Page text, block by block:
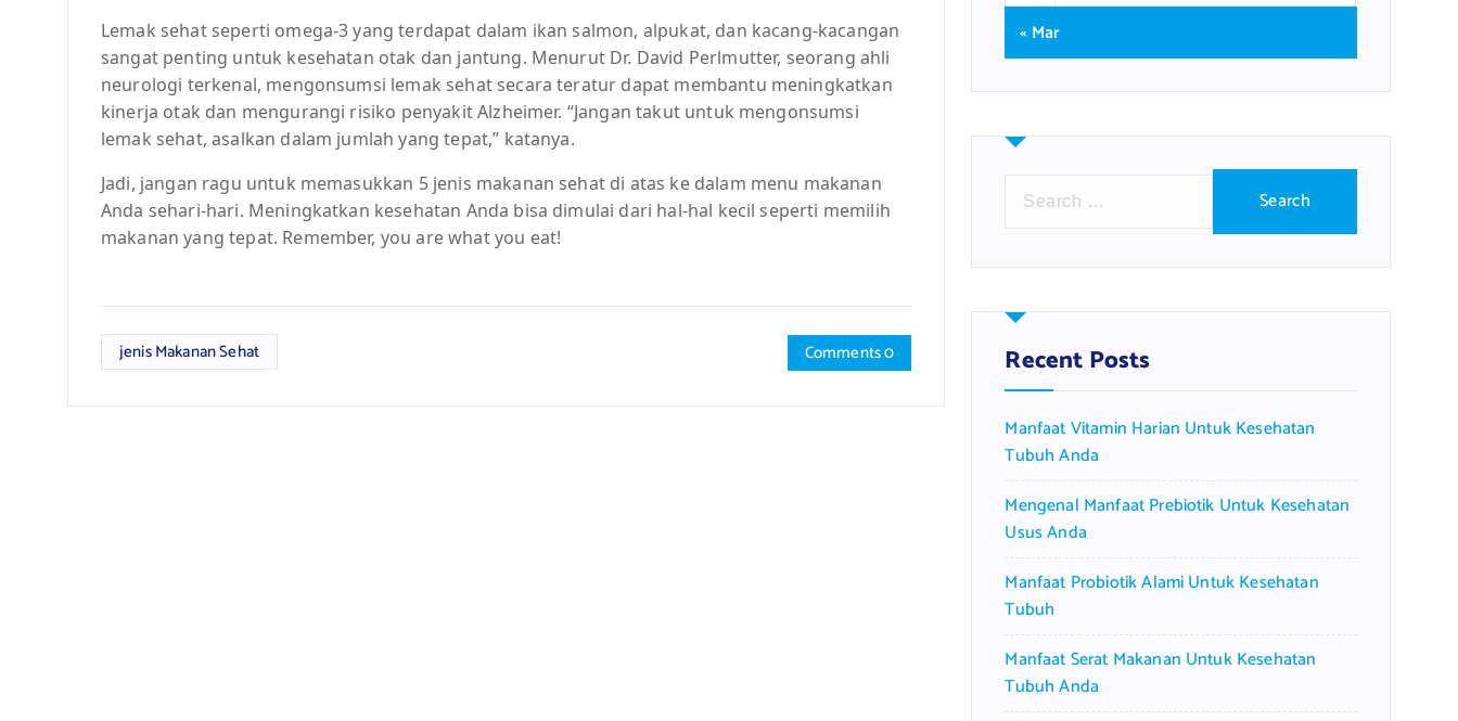
Lemak sehat seperti omega-3 yang terdapat dalam ikan salmon, alpukat, dan kacang-kacangan
sangat penting untuk kesehatan otak dan jantung. Menurut Dr. David Perlmutter, seorang ahli
neurologi terkenal, mengonsumsi lemak sehat secara teratur dapat membantu meningkatkan
kinerja otak dan mengurangi risiko penyakit Alzheimer. “Jangan takut untuk mengonsumsi
lemak sehat, asalkan dalam jumlah yang tepat,” katanya.
Jadi, jangan ragu untuk memasukkan 5 jenis makanan sehat di atas ke dalam menu makanan
Anda sehari-hari. Meningkatkan kesehatan Anda bisa dimulai dari hal-hal kecil seperti memilih
makanan yang tepat. Remember, you are what you eat!
jenis Makanan Sehat Comments 0
« Mar
r
h
f
o
:
Recent Posts
Manfaat Vitamin Harian Untuk Kesehatan
Tubuh Anda
Mengenal Manfaat Prebiotik Untuk Kesehatan
Usus Anda
Manfaat Probiotik Alami Untuk Kesehatan
Tubuh
Manfaat Serat Makanan Untuk Kesehatan
Tubuh Anda